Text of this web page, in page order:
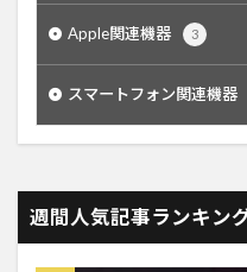
Apple関連機器 3
スマートフォン関連機器
週間人気記事ランキン